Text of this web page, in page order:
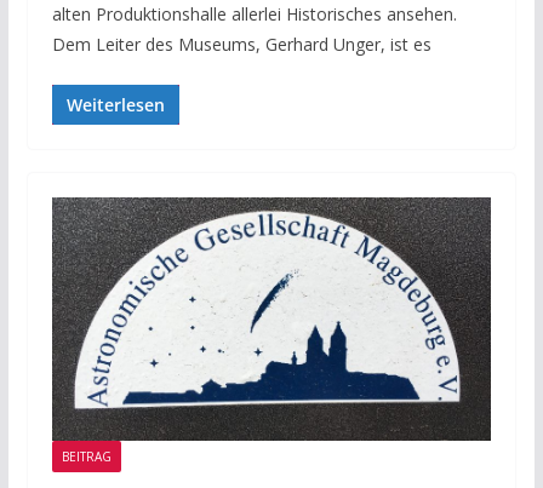
alten Produktionshalle allerlei Historisches ansehen.
Dem Leiter des Museums, Gerhard Unger, ist es
Weiterlesen
BEITRAG